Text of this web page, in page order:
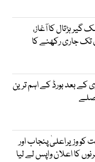
ہڑتال کا آغاز،
جاری رکھنے کا
بعد بورڈ کے اہم ترین
نے 9 اگست کو وزیراعلیٰ پنجاب اور
کا اعلان واپس لے لیا